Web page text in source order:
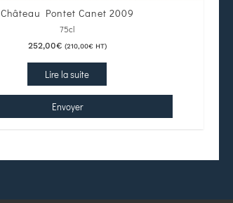
Château Pontet Canet 2009
75cl
252,00€ (210,00€HT)
Lire la suite
Envoyer